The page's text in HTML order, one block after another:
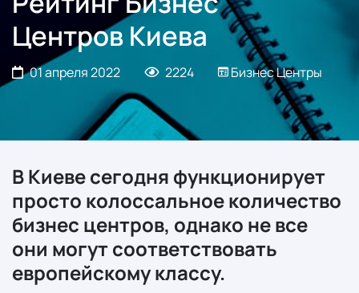
Центров Киева
01 апреля 2022 2224 Бизнес Центры
В Киеве сегодня функционирует
просто колоссальное количество
бизнес центров, однако не все
они могут соответствовать
европейскому классу.